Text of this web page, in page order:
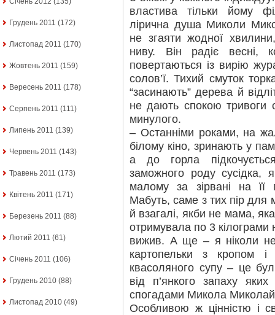
Грудень 2011 (172)
Листопад 2011 (170)
Жовтень 2011 (159)
Вересень 2011 (178)
Серпень 2011 (111)
Липень 2011 (139)
Червень 2011 (143)
Травень 2011 (173)
Квітень 2011 (171)
Березень 2011 (88)
Лютий 2011 (61)
Січень 2011 (106)
Грудень 2010 (88)
Листопад 2010 (49)
властива тільки йому
лірична душа Миколи
не згаяти жодної
ниву. Він радіє весні,
повертаються із вирію
солов’ї. Тихий смуток
“засинають” дерева й
не дають спокою тривоги
минулого.
– Останніми роками, на
білому кіно, зринають у
а до горла
заможного роду сусідка,
малому за зірвані на її
Мабуть, саме з тих пір для
й взагалі, якби не мама,
отримувала по 3 кілограми
вижив. А ще – я ніколи не
картопельки з кропом і
квасоляного супу – це
від п’янкого запаху
спогадами Микола
Особливою ж цінністю і